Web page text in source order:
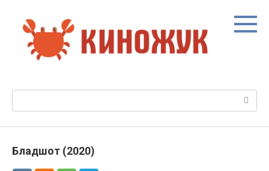
контенту
Бладшот (2020)